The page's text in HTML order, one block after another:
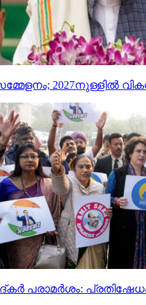
2027നുള്ളില്‍
പരാമര്‍ശം: